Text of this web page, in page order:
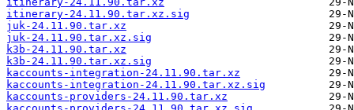
itinerary-24.11.90.tar.xz.sig
juk-24.11.90.tar.xz
juk-24.11.90.tar.xz.sig
k3b-24.11.90.tar.xz
k3b-24.11.90.tar.xz.sig
kaccounts-integration-24.11.90.tar.xz
kaccounts-integration-24.11.90.tar.xz.sig
kaccounts-providers-24.11.90.tar.xz